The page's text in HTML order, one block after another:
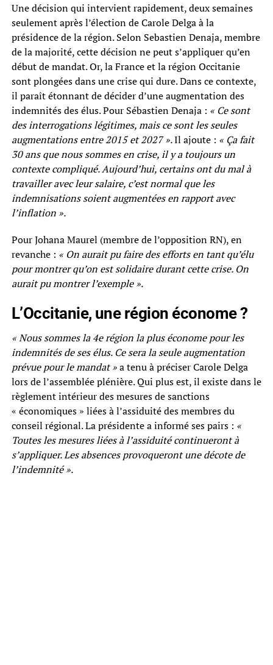
Une décision qui intervient rapidement, deux semaines
seulement après l’élection de Carole Delga à la
présidence de la région. Selon Sebastien Denaja, membre
de la majorité, cette décision ne peut s’appliquer qu’en
début de mandat. Or, la France et la région Occitanie
sont plongées dans une crise qui dure. Dans ce contexte,
il paraît étonnant de décider d’une augmentation des
indemnités des élus. Pour Sébastien Denaja : « Ce sont
des interrogations légitimes, mais ce sont les seules
augmentations entre 2015 et 2027 ».Il ajoute : « Ça fait
30 ans que nous sommes en crise, il y a toujours un
contexte compliqué. Aujourd’hui, certains ont du mal à
travailler avec leur salaire, c’est normal que les
indemnisations soient augmentées en rapport avec
l’inflation ».
Pour Johana Maurel (membre de l’opposition RN), en
revanche : « On aurait pu faire des efforts en tant qu’élu
pour montrer qu’on est solidaire durant cette crise. On
aurait pu montrer l’exemple ».
L’Occitanie, une région économe ?
« Nous sommes la 4e région la plus économe pour les
indemnités de ses élus. Ce sera la seule augmentation
prévue pour le mandat »a tenu à préciser Carole Delga
lors de l’assemblée plénière. Qui plus est, il existe dans le
règlement intérieur des mesures de sanctions
« économiques » liées à l’assiduité des membres du
conseil régional. La présidente a informé ses pairs : «
Toutes les mesures liées à l’assiduité continueront à
s’appliquer. Les absences provoqueront une décote de
l’indemnité ».